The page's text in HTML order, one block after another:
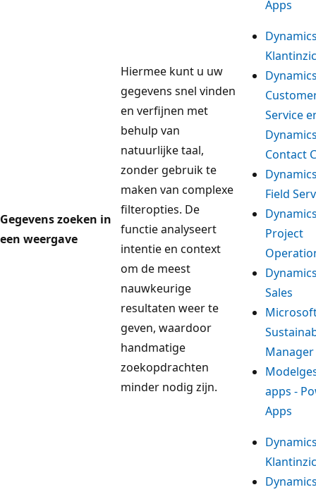
Apps
Gegevens zoeken in
een weergave
Hiermee kunt u uw
gegevens snel vinden
en verfijnen met
behulp van
natuurlijke taal,
zonder gebruik te
maken van complexe
filteropties. De
functie analyseert
intentie en context
om de meest
nauwkeurige
resultaten weer te
geven, waardoor
handmatige
zoekopdrachten
minder nodig zijn.
Service
Contact
Field
Project
Sales
Manager
apps -
Apps